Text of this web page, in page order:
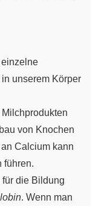
unserem Körper
von Knochen
Calcium kann
führen.
die Bildung
. Wenn man